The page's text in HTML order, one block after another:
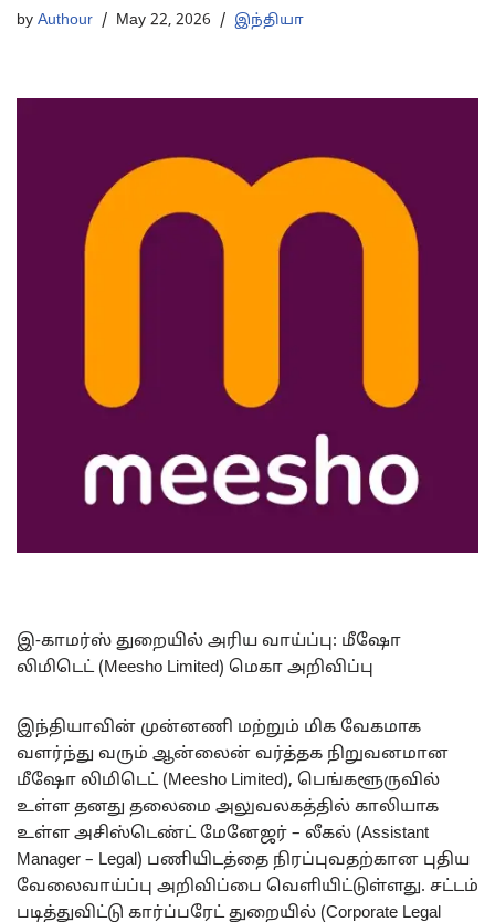
by Authour May 22, 2026 இந்தியா
இ-காமர்ஸ் துறையில் அரிய வாய்ப்பு: மீஷோ
லிமிடெட் (Meesho Limited) மெகா அறிவிப்பு
இந்தியாவின் முன்னணி மற்றும் மிக வேகமாக
வளர்ந்து வரும் ஆன்லைன் வர்த்தக நிறுவனமான
மீஷோ லிமிடெட் (Meesho Limited), பெங்களூருவில்
உள்ள தனது தலைமை அலுவலகத்தில் காலியாக
உள்ள அசிஸ்டெண்ட் மேனேஜர் – லீகல் (Assistant
Manager – Legal) பணியிடத்தை நிரப்புவதற்கான புதிய
வேலைவாய்ப்பு அறிவிப்பை வெளியிட்டுள்ளது. சட்டம்
படித்துவிட்டு கார்ப்பரேட் துறையில் (Corporate Legal